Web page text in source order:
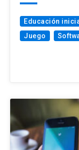
Educación
Juego